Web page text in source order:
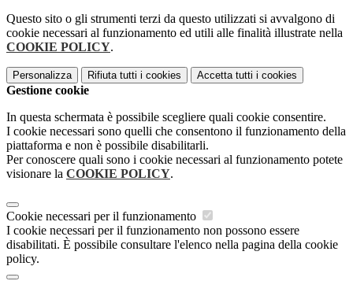
Questo sito o gli strumenti terzi da questo utilizzati si avvalgono di
cookie necessari al funzionamento ed utili alle finalità illustrate nella
COOKIE POLICY.
Personalizza Rifiuta tutti i cookies Accetta tutti i cookies
Gestione cookie
In questa schermata è possibile scegliere quali cookie consentire.
I cookie necessari sono quelli che consentono il funzionamento della
piattaforma e non è possibile disabilitarli.
Per conoscere quali sono i cookie necessari al funzionamento potete
visionare la COOKIE POLICY.
Cookie necessari per il funzionamento
I cookie necessari per il funzionamento non possono essere
disabilitati. È possibile consultare l'elenco nella pagina della cookie
policy.